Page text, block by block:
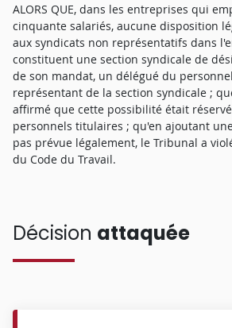
ALORS QUE, dans les entreprises qui
cinquante salariés, aucune disposition
aux syndicats non représentatifs dans
constituent une section syndicale de
de son mandat, un délégué du
représentant de la section syndicale ;
affirmé que cette possibilité était
personnels titulaires ; qu'en ajoutant
pas prévue légalement, le Tribunal a
du Code du Travail.
Décision attaquée